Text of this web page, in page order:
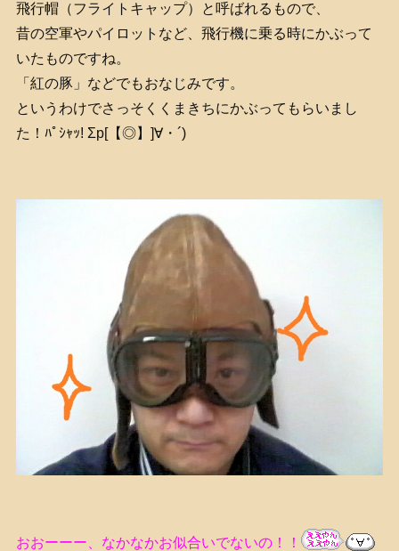
飛行帽（フライトキャップ）と呼ばれるもので、
昔の空軍やパイロットなど、飛行機に乗る時にかぶって
いたものですね。
「紅の豚」などでもおなじみです。
というわけでさっそくくまきちにかぶってもらいまし
た！ﾊﾟｼｬｯ! Σp[【◎】]∀・´)
おおーーー、なかなかお似合いでないの！！